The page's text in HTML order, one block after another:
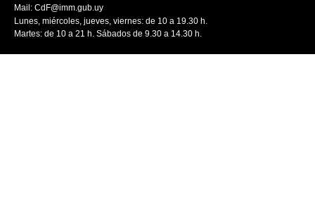
Mail: CdF@imm.gub.uy
Lunes, miércoles, jueves, viernes: de 10 a 19.30 h.
Martes: de 10 a 21 h. Sábados de 9.30 a 14.30 h.